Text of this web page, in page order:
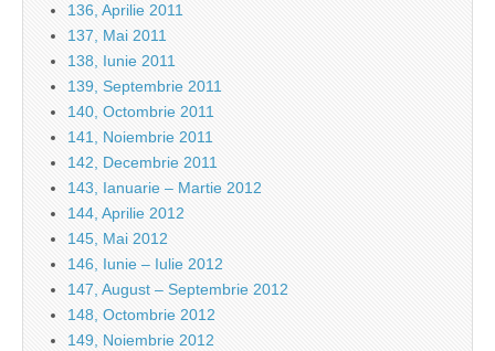
136, Aprilie 2011
137, Mai 2011
138, Iunie 2011
139, Septembrie 2011
140, Octombrie 2011
141, Noiembrie 2011
142, Decembrie 2011
143, Ianuarie – Martie 2012
144, Aprilie 2012
145, Mai 2012
146, Iunie – Iulie 2012
147, August – Septembrie 2012
148, Octombrie 2012
149, Noiembrie 2012